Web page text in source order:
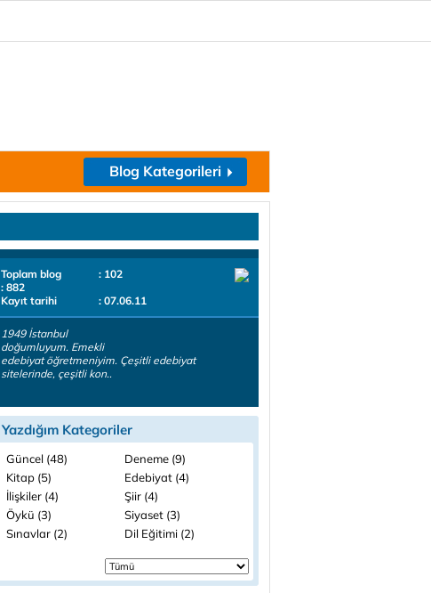
Blog Kategorileri
Toplam blog
: 102
: 882
Kayıt tarihi
: 07.06.11
1949 İstanbul
doğumluyum. Emekli
edebiyat öğretmeniyim. Çeşitli edebiyat
sitelerinde, çeşitli kon..
Yazdığım Kategoriler
Güncel (48)
Deneme (9)
Kitap (5)
Edebiyat (4)
İlişkiler (4)
Şiir (4)
Öykü (3)
Siyaset (3)
Sınavlar (2)
Dil Eğitimi (2)